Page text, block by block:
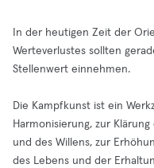
In der heutigen Zeit der
Werteverlustes sollten
Stellenwert einnehmen.
Die Kampfkunst ist ein
Harmonisierung, zur
und des Willens, zur
des Lebens und der